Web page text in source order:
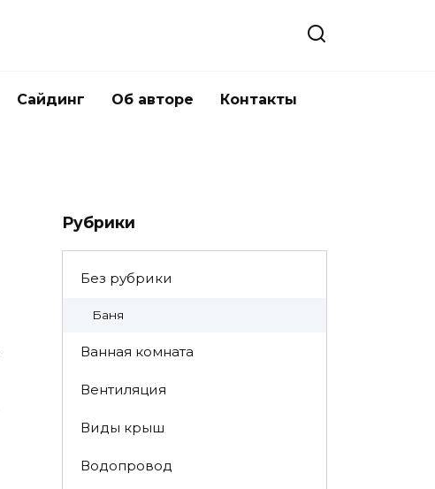
Сайдинг Об авторе Контакты
Рубрики
Без рубрики
Баня
Ванная комната
Вентиляция
Виды крыш
Водопровод